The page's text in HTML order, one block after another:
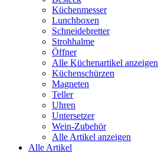
Küchenmesser
Lunchboxen
Schneidebretter
Strohhalme
Öffner
Alle Küchenartikel anzeigen
Küchenschürzen
Magneten
Teller
Uhren
Untersetzer
Wein-Zubehör
Alle Artikel anzeigen
Alle Artikel